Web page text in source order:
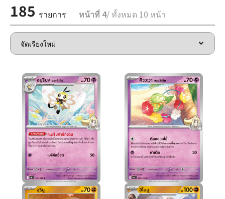
185 รายการ หน้าที่ 4/ ทั้งหมด 10 หน้า